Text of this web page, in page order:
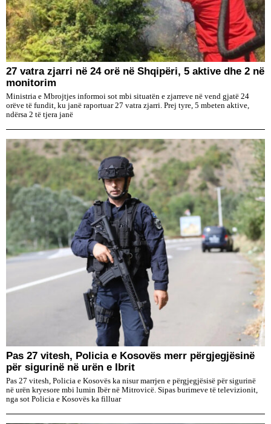
27 vatra zjarri në 24 orë në Shqipëri, 5 aktive dhe 2 në
monitorim
Ministria e Mbrojtjes informoi sot mbi situatën e zjarreve në vend gjatë 24
orëve të fundit, ku janë raportuar 27 vatra zjarri. Prej tyre, 5 mbeten aktive,
ndërsa 2 të tjera janë
Pas 27 vitesh, Policia e Kosovës merr përgjegjësinë
për sigurinë në urën e Ibrit
Pas 27 vitesh, Policia e Kosovës ka nisur marrjen e përgjegjësisë për sigurinë
në urën kryesore mbi lumin Ibër në Mitrovicë. Sipas burimeve të televizionit,
nga sot Policia e Kosovës ka filluar